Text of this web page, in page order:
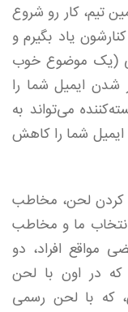
تیم، کار رو شروع
یاد بگیرم و
(یک موضوع خوب
شدن ایمیل شما را
می‌تواند به
شما را کاهش
لحن، مخاطب
ما و مخاطب
مواقع افراد، دو
در اون با لحن
که با لحن رسمی